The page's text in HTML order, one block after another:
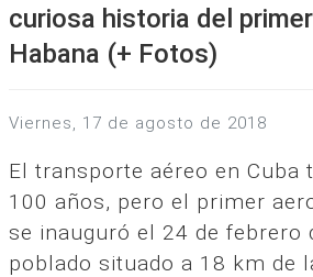
curiosa historia del
Habana (+ Fotos)
viernes, 17 de agosto de 2018
El transporte aéreo en Cuba
100 años, pero el primer
se inauguró el 24 de febrero
poblado situado a 18 km de